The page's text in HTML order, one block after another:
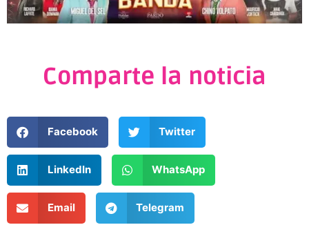
Comparte la noticia
Facebook Twitter
LinkedIn WhatsApp
Email Telegram